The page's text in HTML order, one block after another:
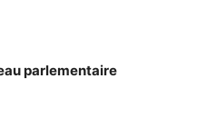
parlementaire